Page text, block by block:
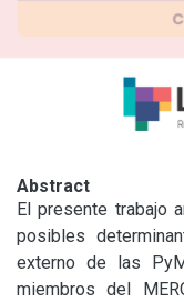
Abstract
El presente trabajo
posibles
externo de las
miembros del